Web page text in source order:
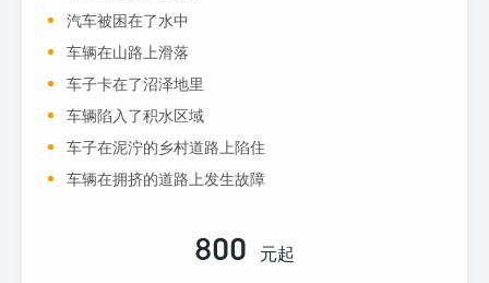
汽车被困在了水中
车辆在山路上滑落
车子卡在了沼泽地里
车辆陷入了积水区域
车子在泥泞的乡村道路上陷住
车辆在拥挤的道路上发生故障
800 元起